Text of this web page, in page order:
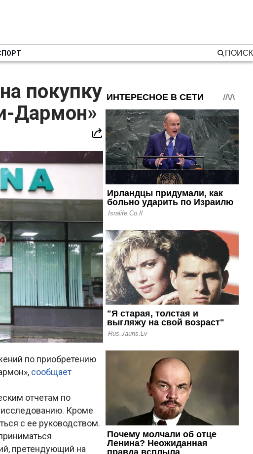
ПОИСК
покупку
Дармон»
по приобретению
сообщает
отчетам по
Кроме
с ее руководством.
претендующий на